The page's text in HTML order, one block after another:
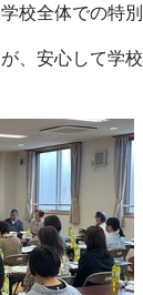
校全体での特
、安心して学